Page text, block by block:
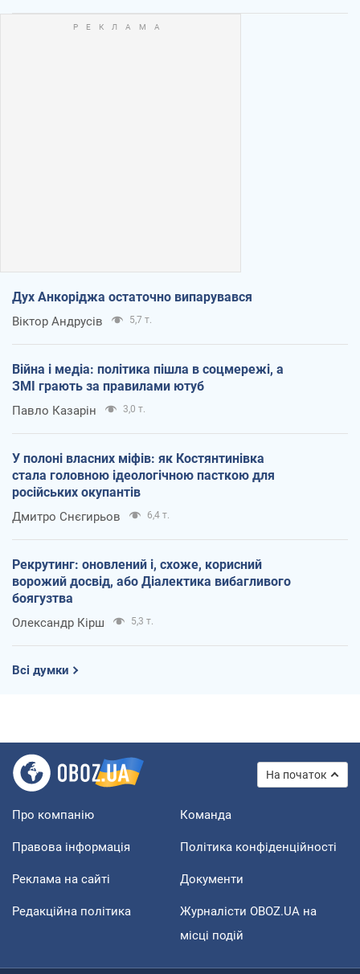
Дух Анкоріджа остаточно випарувався
Віктор Андрусів 5,7 т.
Війна і медіа: політика пішла в соцмережі, а
ЗМІ грають за правилами ютуб
Павло Казарін 3,0 т.
У полоні власних міфів: як Костянтинівка
стала головною ідеологічною пасткою для
російських окупантів
Дмитро Снєгирьов 6,4 т.
Рекрутинг: оновлений і, схоже, корисний
ворожий досвід, або Діалектика вибагливого
боягузтва
Олександр Кірш 5,3 т.
Всі думки
На початок
Про компанію Команда
Правова інформація Політика конфіденційності
Реклама на сайті Документи
Редакційна політика
Журналісти OBOZ.UA на
місці подій